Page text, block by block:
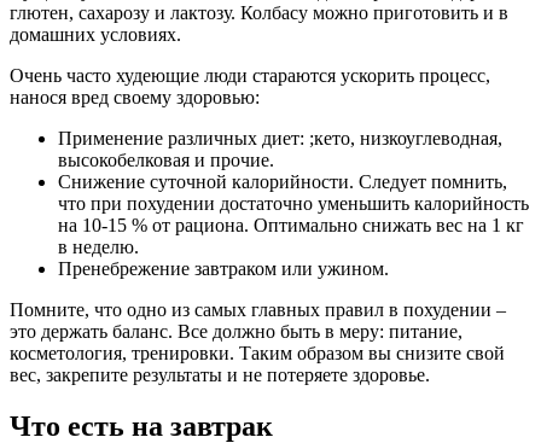
глютен, сахарозу и лактозу. Колбасу можно приготовить и в
домашних условиях.
Очень часто худеющие люди стараются ускорить процесс,
нанося вред своему здоровью:
Применение различных диет: ;кето, низкоуглеводная,
высокобелковая и прочие.
Снижение суточной калорийности. Следует помнить,
что при похудении достаточно уменьшить калорийность
на 10-15 % от рациона. Оптимально снижать вес на 1 кг
в неделю.
Пренебрежение завтраком или ужином.
Помните, что одно из самых главных правил в похудении –
это держать баланс. Все должно быть в меру: питание,
косметология, тренировки. Таким образом вы снизите свой
вес, закрепите результаты и не потеряете здоровье.
Что есть на завтрак